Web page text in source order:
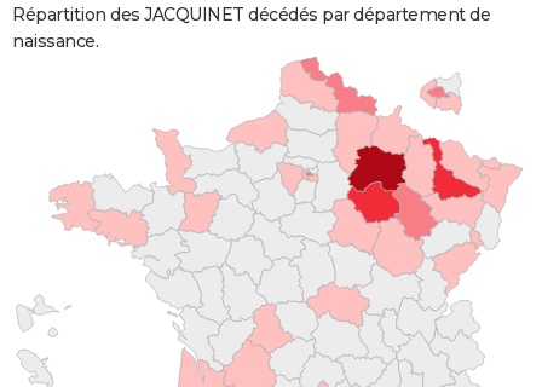
Répartition des JACQUINET décédés par département de
naissance.